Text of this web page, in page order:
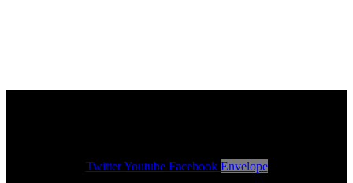
Twitter Youtube Facebook Envelope